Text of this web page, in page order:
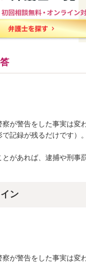
が警告をした事実は変
記録が残るだけです）。
があれば、逮捕や刑事
ン
が警告をした事実は変